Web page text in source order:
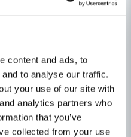
content and ads, to
to analyse our traffic.
your use of our site with
analytics partners who
that you’ve
collected from your use